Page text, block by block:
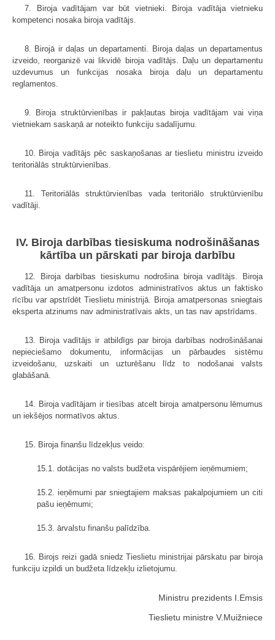
7. Biroja vadītājam var būt vietnieki. Biroja vadītāja vietnieku
kompetenci nosaka biroja vadītājs.
8. Birojā ir daļas un departamenti. Biroja daļas un departamentus
izveido, reorganizē vai likvidē biroja vadītājs. Daļu un departamentu
uzdevumus un funkcijas nosaka biroja daļu un departamentu
reglamentos.
9. Biroja struktūrvienības ir pakļautas biroja vadītājam vai viņa
vietniekam saskaņā ar noteikto funkciju sadalījumu.
10. Biroja vadītājs pēc saskaņošanas ar tieslietu ministru izveido
teritoriālās struktūrvienības.
11. Teritoriālās struktūrvienības vada teritoriālo struktūrvienību
vadītāji.
IV. Biroja darbības tiesiskuma nodrošināšanas
kārtība un pārskati par biroja darbību
12. Biroja darbības tiesiskumu nodrošina biroja vadītājs. Biroja
vadītāja un amatpersonu izdotos administratīvos aktus un faktisko
rīcību var apstrīdēt Tieslietu ministrijā. Biroja amatpersonas sniegtais
eksperta atzinums nav administratīvais akts, un tas nav apstrīdams.
13. Biroja vadītājs ir atbildīgs par biroja darbības nodrošināšanai
nepieciešamo dokumentu, informācijas un pārbaudes sistēmu
izveidošanu, uzskaiti un uzturēšanu līdz to nodošanai valsts
glabāšanā.
14. Biroja vadītājam ir tiesības atcelt biroja amatpersonu lēmumus
un iekšējos normatīvos aktus.
15. Biroja finanšu līdzekļus veido:
15.1. dotācijas no valsts budžeta vispārējiem ieņēmumiem;
15.2. ieņēmumi par sniegtajiem maksas pakalpojumiem un citi
pašu ieņēmumi;
15.3. ārvalstu finanšu palīdzība.
16. Birojs reizi gadā sniedz Tieslietu ministrijai pārskatu par biroja
funkciju izpildi un budžeta līdzekļu izlietojumu.
Ministru prezidents I.Emsis
Tieslietu ministre V.Muižniece